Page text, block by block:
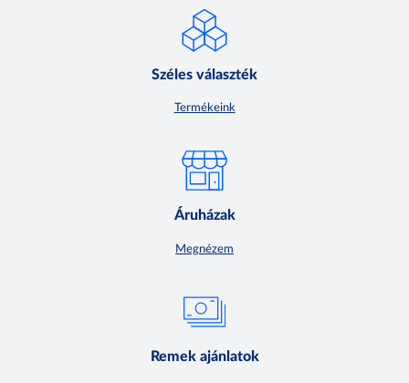
Széles választék
Termékeink
Áruházak
Megnézem
Remek ajánlatok